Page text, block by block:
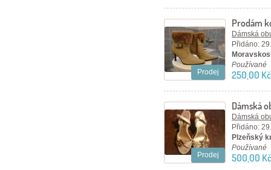
Prodej
Prodám
Dámská
Přidáno:
Používané
250,00 Kč
Prodej
Dámská
Dámská
Přidáno:
Plzeňský
Používané
500,00 Kč